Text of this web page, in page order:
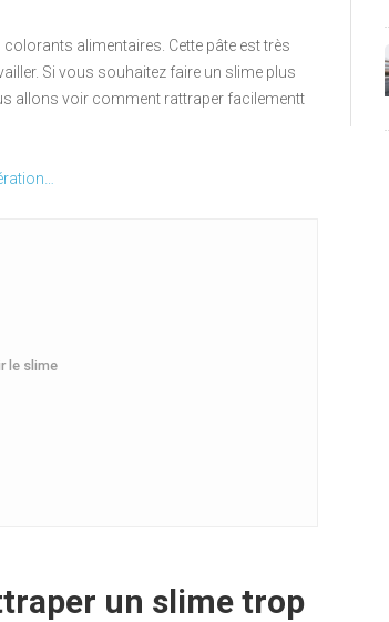
colorants alimentaires. Cette pâte est très
Si vous souhaitez faire un slime plus
allons voir comment rattraper facilementt
le slime
un slime trop